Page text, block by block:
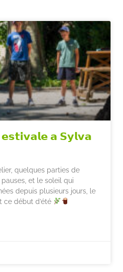
𝗮 𝗦𝘆𝗹𝘃𝗮
quelques parties de
et le soleil qui
depuis plusieurs jours, le
ce début d’été